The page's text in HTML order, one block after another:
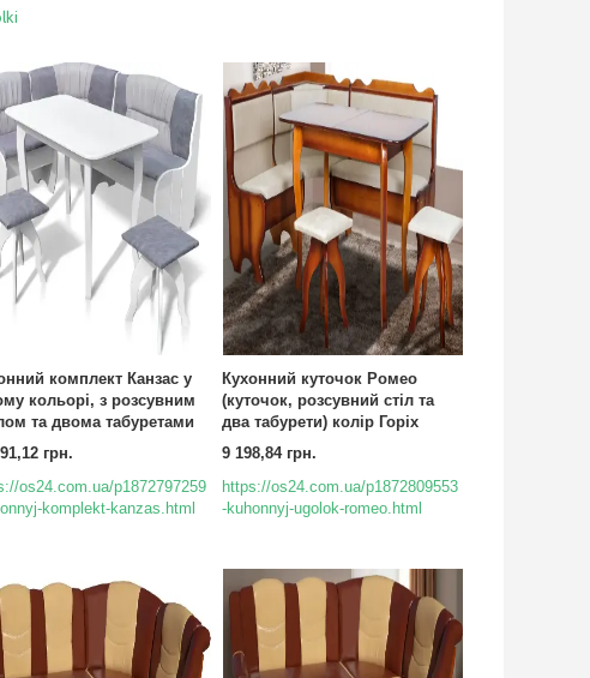
комплект Канзас у
кольорі, з розсувним
та двома табуретами
грн.
os24.com.ua/p1872797259
komplekt-kanzas.html
Кухонний куточок Ромео
(куточок, розсувний стіл та
два табурети) колір Горіх
9 198,84 грн.
https://os24.com.ua/p1872809553
-kuhonnyj-ugolok-romeo.html